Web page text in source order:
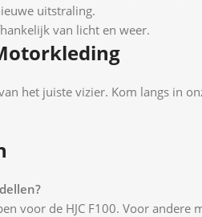
uitstraling.
van licht en weer.
het juiste vizier. Kom langs in
voor de HJC F100. Voor andere